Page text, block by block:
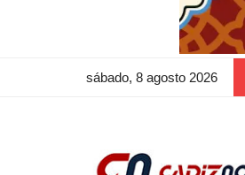
sábado, 8 agosto 2026